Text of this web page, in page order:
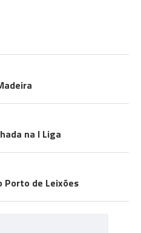
na I Liga
Porto de Leixões